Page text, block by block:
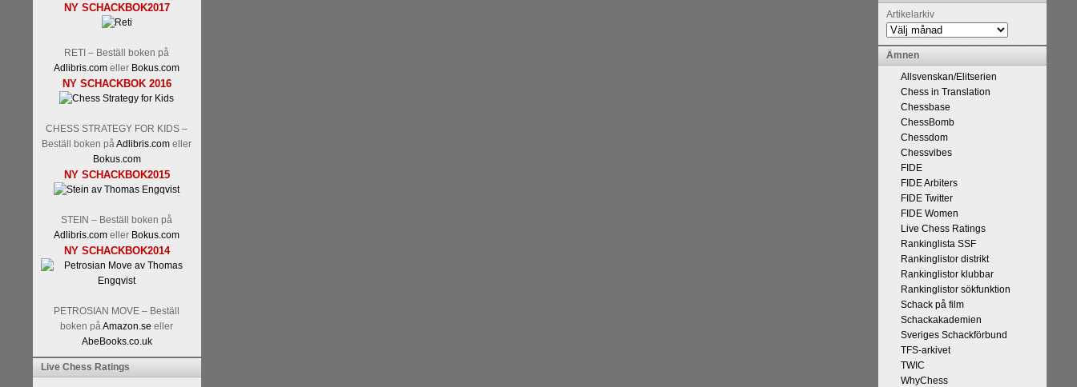
NY SCHACKBOK2017
RETI – Beställ boken på
Adlibris.com eller Bokus.com
NY SCHACKBOK 2016
CHESS STRATEGY FOR KIDS –
Beställ boken påAdlibris.com eller
Bokus.com
NY SCHACKBOK2015
STEIN – Beställ boken på
Adlibris.com eller Bokus.com
NY SCHACKBOK2014
PETROSIAN MOVE – Beställ
boken påAmazon.se eller
AbeBooks.co.uk
Live Chess Ratings
Artikelarkiv
Ämnen
Allsvenskan/Elitserien
Chess in Translation
Chessbase
ChessBomb
Chessdom
Chessvibes
FIDE
FIDE Arbiters
FIDE Twitter
FIDE Women
Live Chess Ratings
Rankinglista SSF
Rankinglistor distrikt
Rankinglistor klubbar
Rankinglistor sökfunktion
Schack på film
Schackakademien
Sveriges Schackförbund
TFS-arkivet
TWIC
WhyChess